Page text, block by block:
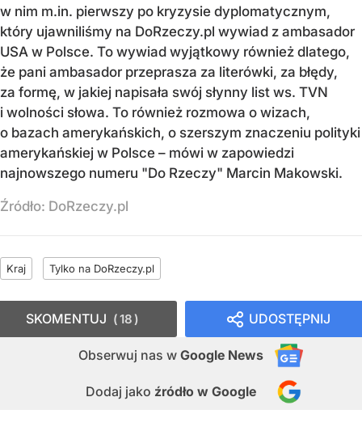
w nim m.in. pierwszy po kryzysie dyplomatycznym,
który ujawniliśmy na DoRzeczy.pl wywiad z ambasador
USA w Polsce. To wywiad wyjątkowy również dlatego,
że pani ambasador przeprasza za literówki, za błędy,
za formę, w jakiej napisała swój słynny list ws. TVN
i wolności słowa. To również rozmowa o wizach,
o bazach amerykańskich, o szerszym znaczeniu polityki
amerykańskiej w Polsce – mówi w zapowiedzi
najnowszego numeru "Do Rzeczy" Marcin Makowski.
Źródło: DoRzeczy.pl
Kraj Tylko na DoRzeczy.pl
UDOSTĘPNIJ
Obserwuj nas w Google News
Dodaj jako źródło w Google
SKOMENTUJ 18